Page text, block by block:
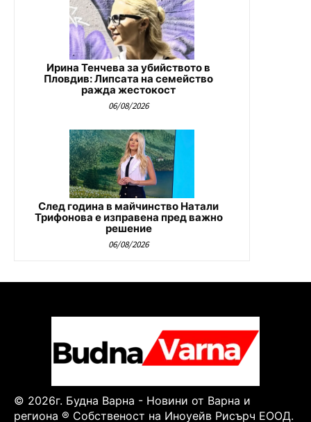
Ирина Тенчева за убийството в
Пловдив: Липсата на семейство
ражда жестокост
06/08/2026
След година в майчинство Натали
Трифонова е изправена пред важно
решение
06/08/2026
© 2026г. Будна Варна - Новини от Варна и
региона ® Собственост на Иноуейв Рисърч ЕООД.